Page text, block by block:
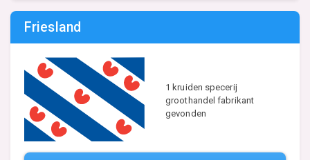
Friesland
1 kruiden specerij
groothandel fabrikant
gevonden